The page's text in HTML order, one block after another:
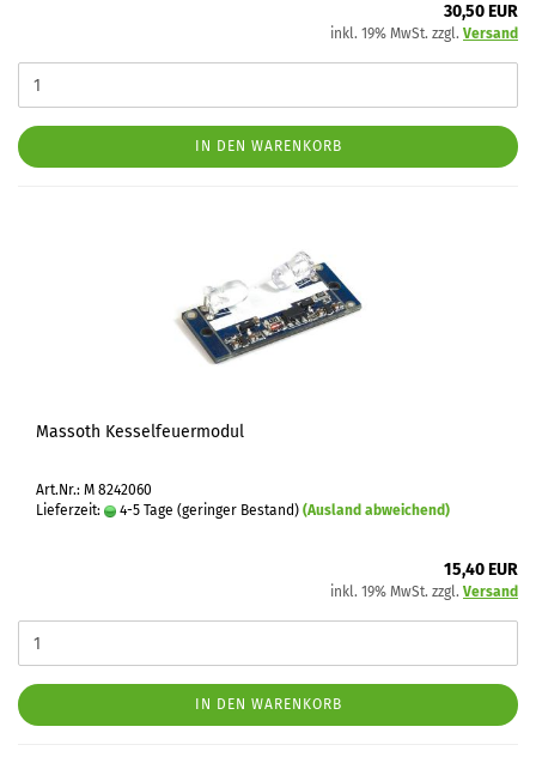
30,50 EUR
inkl. 19% MwSt. zzgl. Versand
IN DEN WARENKORB
Massoth Kesselfeuermodul
Art.Nr.: M 8242060
Lieferzeit:
4-5 Tage (geringer Bestand) (Ausland abweichend)
15,40 EUR
inkl. 19% MwSt. zzgl. Versand
IN DEN WARENKORB